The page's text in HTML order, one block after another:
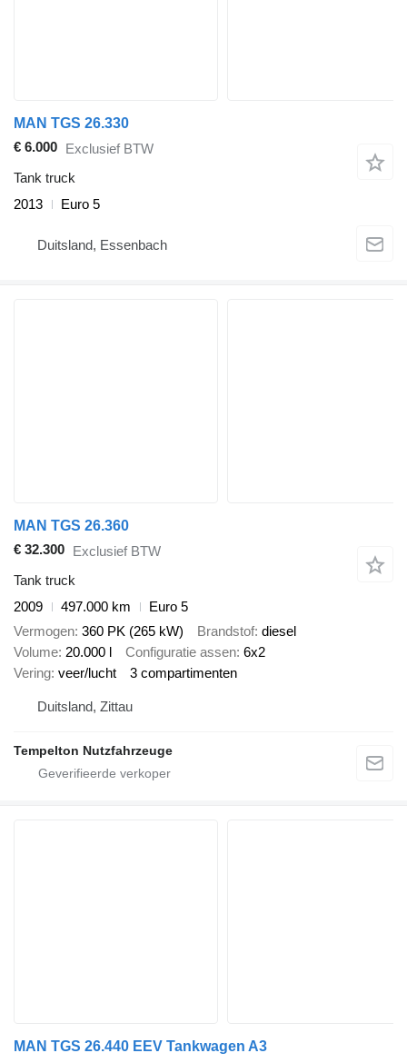
MAN TGS 26.330
€ 6.000 Exclusief BTW
Tank truck
2013
Euro 5
Duitsland, Essenbach
MAN TGS 26.360
€ 32.300 Exclusief BTW
Tank truck
2009
497.000 km
Euro 5
Vermogen 360 PK (265 kW) Brandstof diesel
Volume 20.000 l Configuratie assen 6x2
Vering veer/lucht 3 compartimenten
Duitsland, Zittau
Tempelton Nutzfahrzeuge
MAN TGS 26.440 EEV Tankwagen A3